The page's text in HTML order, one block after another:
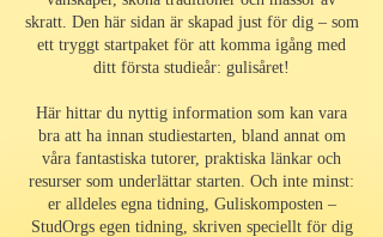
skratt. Den här sidan är skapad just för dig – som
ett tryggt startpaket för att komma igång med
ditt första studieår: gulisåret!
Här hittar du nyttig information som kan vara
bra att ha innan studiestarten, bland annat om
våra fantastiska tutorer, praktiska länkar och
resurser som underlättar starten. Och inte minst:
er alldeles egna tidning, Guliskomposten –
StudOrgs egen tidning, skriven speciellt för dig